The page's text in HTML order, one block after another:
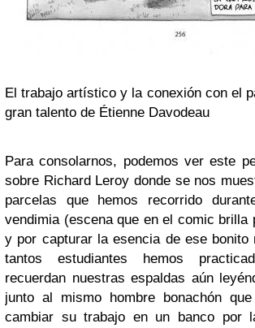
El trabajo artístico y la conexión con el
gran talento de Étienne Davodeau
Para consolarnos, podemos ver este
sobre Richard Leroy donde se nos
parcelas que hemos recorrido
vendimia (escena que en el comic brilla
y por capturar la esencia de ese bonito
tantos estudiantes hemos
recuerdan nuestras espaldas aún
junto al mismo hombre bonachón
cambiar su trabajo en un banco por